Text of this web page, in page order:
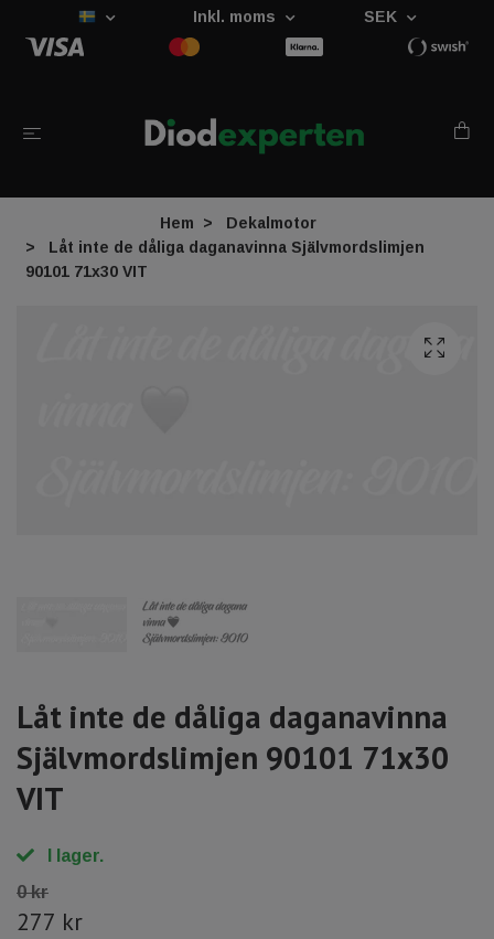
Inkl. moms SEK
Hem
Dekalmotor
Låt inte de dåliga daganavinna Självmordslimjen
90101 71x30 VIT
Låt inte de dåliga daganavinna
Självmordslimjen 90101 71x30
VIT
I lager.
0 kr
277 kr